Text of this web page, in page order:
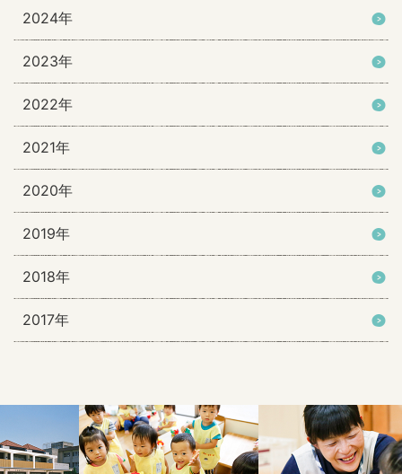
2024年
2023年
2022年
2021年
2020年
2019年
2018年
2017年